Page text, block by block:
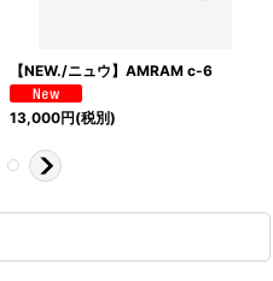
【NEW./ニュウ】AMRAM c-6
13,000円(税別)